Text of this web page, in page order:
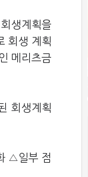
생계획을
회생 계획
메리츠금
회생계획
△일부 점